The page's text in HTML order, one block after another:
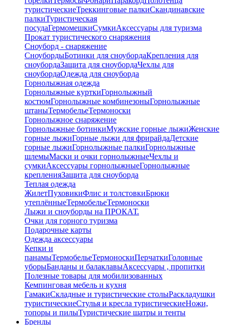
туристическиеТреккинговые палкиСкандинавские
палкиТуристическая
посудаГермомешкиСумкиАксессуары для туризма
Прокат туристического снаряжения
Сноуборд - снаряжение
СноубордыБотинки для сноубордаКрепления для
сноубордаЗащита для сноубордаЧехлы для
сноубордаОдежда для сноуборда
Горнолыжная одежда
Горнолыжные курткиГорнолыжный
костюмГорнолыжные комбинезоныГорнолыжные
штаныТермобельеТермоноски
Горнолыжное снаряжение
Горнолыжные ботинкиМужские горные лыжиЖенские
горные лыжиГорные лыжи для фрирайдаДетские
горные лыжиГорнолыжные палкиГорнолыжные
шлемыМаски и очки горнолыжныеЧехлы и
сумкиАксессуары горнолыжныеГорнолыжные
крепленияЗащита для сноуборда
Теплая одежда
ЖилетПуховикиФлис и толстовкиБрюки
утеплённыеТермобельеТермоноски
Лыжи и сноуборды на ПРОКАТ.
Очки для горного туризма
Подарочные карты
Одежда аксессуары
Кепки и
панамыТермобельеТермоноскиПерчаткиГоловные
уборыБанданы и балаклавыАксессуары , пропитки
Полезные товары для мобилизованных
Кемпинговая мебель и кухня
ГамакиСкладные и туристические столыРаскладушки
туристическиеСтулья и кресла туристическиеНожи,
топоры и пилыТуристические шатры и тенты
Бренды